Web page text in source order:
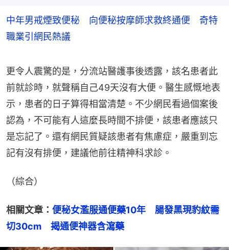
中年男戒煙致便秘 向便秘按摩師求救終通便 奇特
職業引網民熱議
更令人震驚的是，分流站醫護事後透露，該名患者此
前就診時，就聲稱自己49天沒有大便。醫生感慨地表
示，患者的日子算得相當清楚。不少網民看過個案後
認為，不可能有人這麼長時間不排便，該患者應該只
是忘記了。還有網民質疑該患者有焦慮症，嚴重到忘
記有沒有排便，建議他前往精神科求診。
（綜合）
相關文章： 便秘女濫服通便藥10年　腸發黑現豹紋需
切30cm　揭通便神器含瀉藥